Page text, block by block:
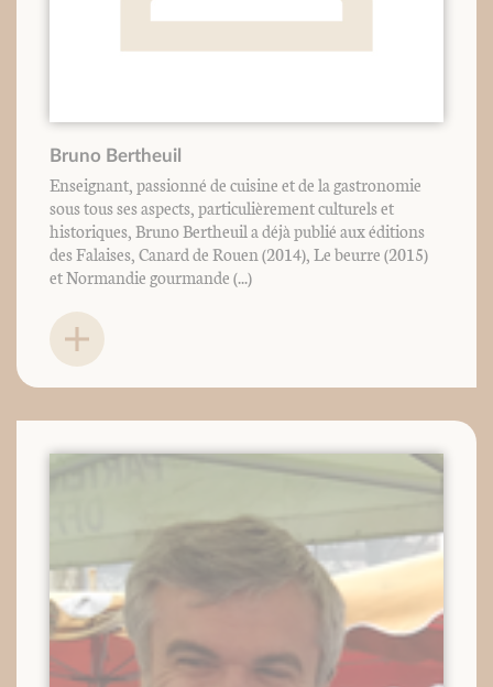
Bruno Bertheuil
Enseignant, passionné de cuisine et de la gastronomie
sous tous ses aspects, particulièrement culturels et
historiques, Bruno Bertheuil a déjà publié aux éditions
des Falaises, Canard de Rouen (2014), Le beurre (2015)
et Normandie gourmande (...)